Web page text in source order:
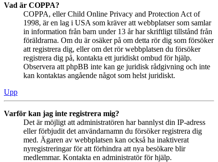
Vad är COPPA?
COPPA, eller Child Online Privacy and Protection Act of
1998, är en lag i USA som kräver att webbplatser som samlar
in information från barn under 13 år har skriftligt tillstånd från
föräldrarna. Om du är osäker på om detta rör dig som försöker
att registrera dig, eller om det rör webbplatsen du försöker
registrera dig på, kontakta ett juridiskt ombud för hjälp.
Observera att phpBB inte kan ge juridisk rådgivning och inte
kan kontaktas angående något som helst juridiskt.
Upp
Varför kan jag inte registrera mig?
Det är möjligt att administratören har bannlyst din IP-adress
eller förbjudit det användarnamn du försöker registrera dig
med. Ägaren av webbplatsen kan också ha inaktiverat
nyregistreringar för att förhindra att nya besökare blir
medlemmar. Kontakta en administratör för hjälp.